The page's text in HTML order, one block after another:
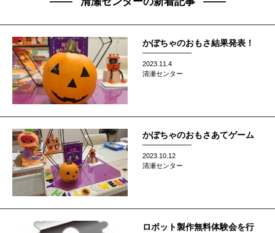
かぼちゃのおもさ結果発表！
2023.11.4
清瀬センター
かぼちゃのおもさあてゲーム
2023.10.12
清瀬センター
ロボット製作無料体験会を行